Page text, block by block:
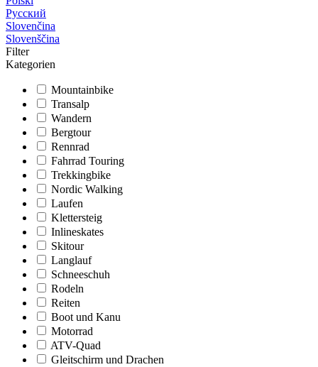
Русский
Slovenčina
Slovenščina
Filter
Kategorien
Mountainbike
Transalp
Wandern
Bergtour
Rennrad
Fahrrad Touring
Trekkingbike
Nordic Walking
Laufen
Klettersteig
Inlineskates
Skitour
Langlauf
Schneeschuh
Rodeln
Reiten
Boot und Kanu
Motorrad
ATV-Quad
Gleitschirm und Drachen